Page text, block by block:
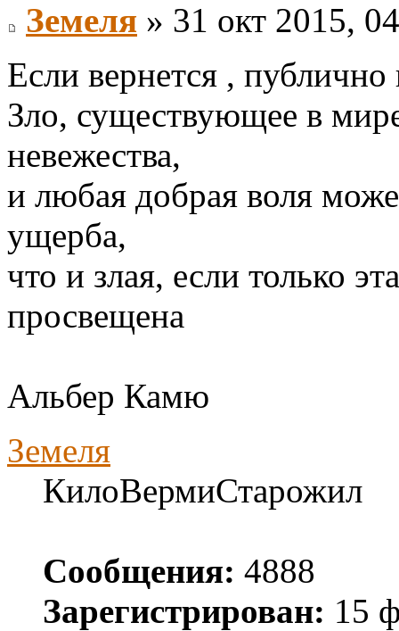
Земеля » 31 окт 2015,
Если вернется ,
Зло, существующее в
невежества,
и любая добрая воля
ущерба,
что и злая, если только
просвещена
Альбер Камю
Земеля
КилоВермиСтарожил
Сообщения: 4888
Зарегистрирован: 15